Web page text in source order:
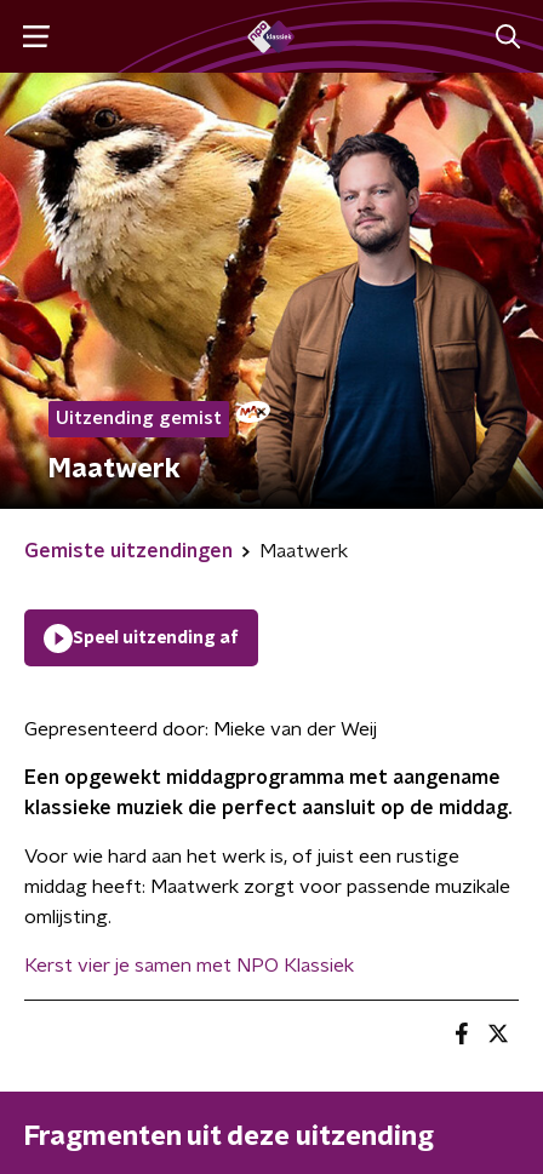
Uitzending gemist
Maatwerk
Gemiste uitzendingen Maatwerk
Speel uitzending af
Gepresenteerd door: Mieke van der Weij
Een opgewekt middagprogramma met aangename
klassieke muziek die perfect aansluit op de middag.
Voor wie hard aan het werk is, of juist een rustige
middag heeft: Maatwerk zorgt voor passende muzikale
omlijsting.
Kerst vier je samen met NPO Klassiek
Fragmenten uit deze uitzending